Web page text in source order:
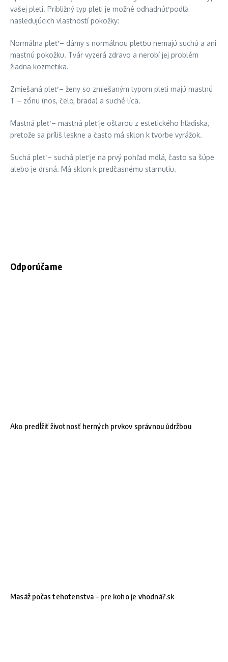
vašej pleti. Približný typ pleti je možné odhadnúť podľa
nasledujúcich vlastností pokožky:
Normálna pleť – dámy s normálnou pleťou nemajú suchú a ani
mastnú pokožku. Tvár vyzerá zdravo a nerobí jej problém
žiadna kozmetika.
Zmiešaná pleť – ženy so zmiešaným typom pleti majú mastnú
T – zónu (nos, čelo, brada) a suché líca.
Mastná pleť – mastná pleť je oštarou z estetického hľadiska,
pretože sa príliš leskne a často má sklon k tvorbe vyrážok.
Suchá pleť – suchá pleť je na prvý pohľad mdlá, často sa šúpe
alebo je drsná. Má sklon k predčasnému starnutiu.
Odporúčame
Ako predĺžiť životnosť herných prvkov správnou údržbou
Masáž počas tehotenstva – pre koho je vhodná?.sk